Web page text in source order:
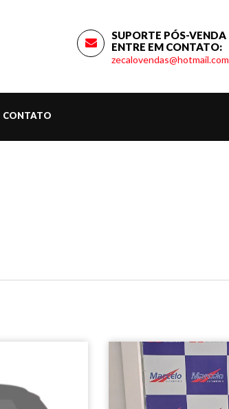
SUPORTE PÓS-VENDA
ENTRE EM CONTATO:
zecalovendas@hotmail.com
CONTATO